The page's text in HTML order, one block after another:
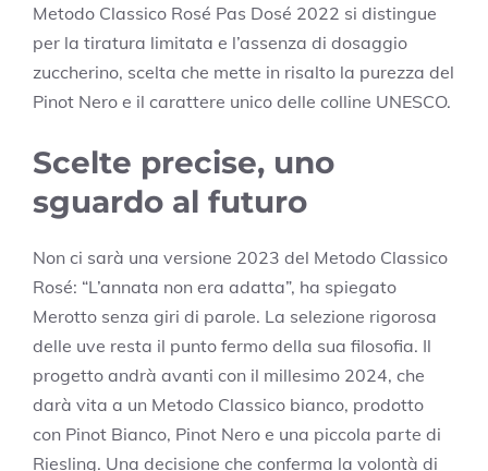
Metodo Classico Rosé Pas Dosé 2022 si distingue
per la tiratura limitata e l’assenza di dosaggio
zuccherino, scelta che mette in risalto la purezza del
Pinot Nero e il carattere unico delle colline UNESCO.
Scelte precise, uno
sguardo al futuro
Non ci sarà una versione 2023 del Metodo Classico
Rosé: “L’annata non era adatta”, ha spiegato
Merotto senza giri di parole. La selezione rigorosa
delle uve resta il punto fermo della sua filosofia. Il
progetto andrà avanti con il millesimo 2024, che
darà vita a un Metodo Classico bianco, prodotto
con Pinot Bianco, Pinot Nero e una piccola parte di
Riesling. Una decisione che conferma la volontà di